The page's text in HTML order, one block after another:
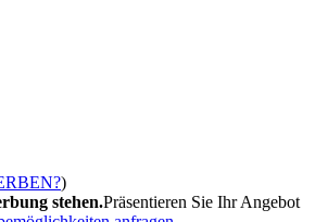
)
stehen.Präsentieren Sie Ihr Angebot